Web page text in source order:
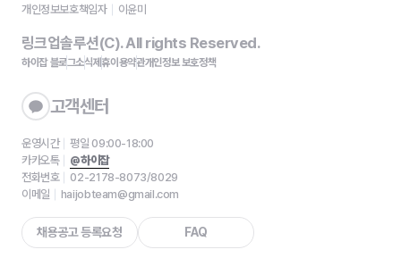
개인정보보호책임자
이윤미
링크업솔루션(C). All rights Reserved.
하이잡 블로그소식제휴이용약관개인정보 보호정책
고객센터
운영시간
평일 09:00-18:00
카카오톡
@하이잡
전화번호
02-2178-8073/8029
이메일
haijobteam@gmail.com
채용공고 등록요청 FAQ